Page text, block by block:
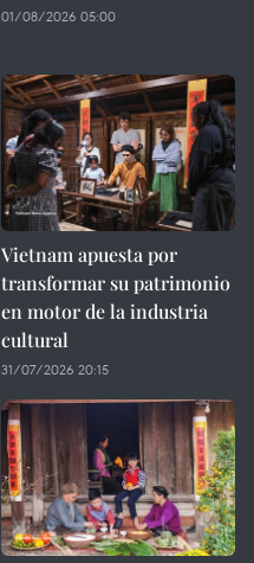
01/08/2026 05:00
Vietnam apuesta por
transformar su patrimonio
en motor de la industria
cultural
31/07/2026 20:15